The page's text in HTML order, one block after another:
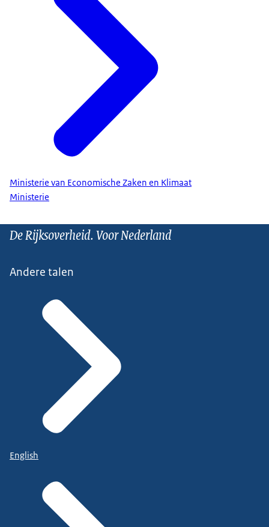
Ministerie van Economische Zaken en Klimaat
Ministerie
De Rijksoverheid. Voor Nederland
Andere talen
English